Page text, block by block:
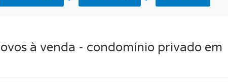
à venda - condomínio privado em